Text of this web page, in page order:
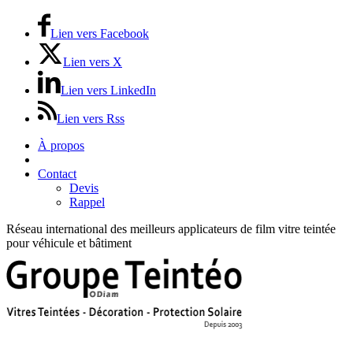
Lien vers Facebook
Lien vers X
Lien vers LinkedIn
Lien vers Rss
À propos
Contact
Devis
Rappel
Réseau international des meilleurs applicateurs de film vitre teintée
pour véhicule et bâtiment